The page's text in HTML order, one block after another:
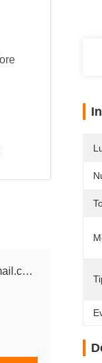
shanghaijiaming09@gmail.com